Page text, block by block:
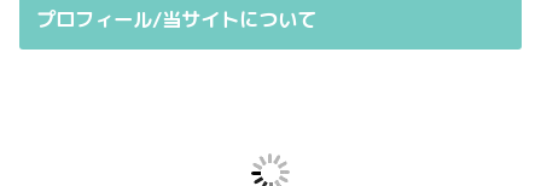
プロフィール/当サイトについて